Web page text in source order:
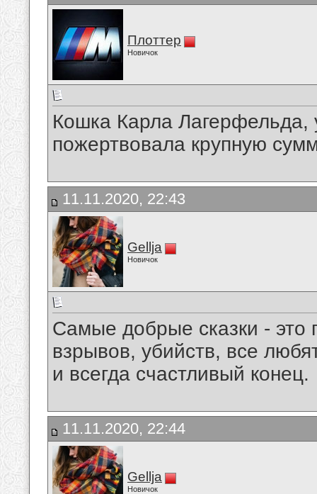
Плоттер
Новичок
Кошка Карла
пожертвовала крупную
11.11.2020, 22:43
Gellja
Новичок
Самые добрые сказки -
взрывов, убийств, все
и всегда счастливый конец.
11.11.2020, 22:44
Gellja
Новичок